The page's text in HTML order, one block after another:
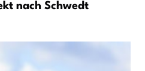
nach Schwedt